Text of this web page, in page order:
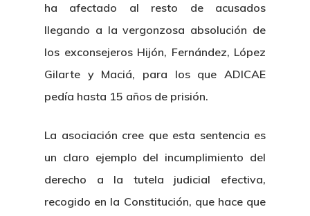
ha afectado al resto de acusados
llegando a la vergonzosa absolución de
los exconsejeros Hijón, Fernández, López
Gilarte y Maciá, para los que ADICAE
pedía hasta 15 años de prisión.
La asociación cree que esta sentencia es
un claro ejemplo del incumplimiento del
derecho a la tutela judicial efectiva,
recogido en la Constitución, que hace que